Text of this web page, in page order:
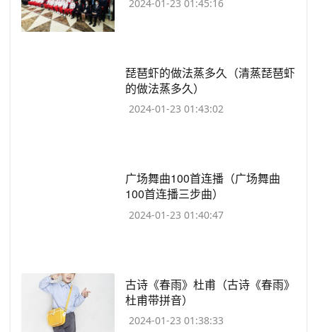
2024-01-23 01:45:16
​琵琶虾的做法蒸多久（清蒸琵琶虾
的做法蒸多久）
2024-01-23 01:43:02
​广场舞曲100首连播（广场舞曲
100首连播三步曲）
2024-01-23 01:40:47
​古诗《春雨》杜甫（古诗《春雨》
杜甫带拼音）
2024-01-23 01:38:33